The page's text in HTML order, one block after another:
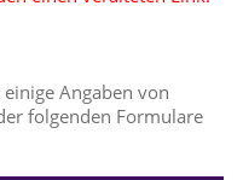
Angaben von
folgenden Formulare